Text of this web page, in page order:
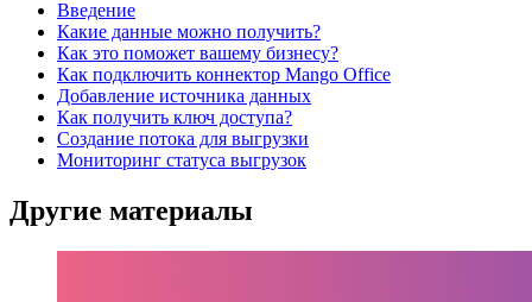
Введение
Какие данные можно получить?
Как это поможет вашему бизнесу?
Как подключить коннектор Mango Office
Добавление источника данных
Как получить ключ доступа?
Создание потока для выгрузки
Мониторинг статуса выгрузок
Другие материалы